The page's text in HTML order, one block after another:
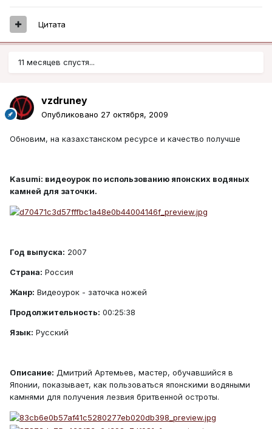
Цитата
11 месяцев спустя...
vzdruney
Опубликовано 27 октября, 2009
Обновим, на казахстанском ресурсе и качество получше
Kasumi: видеоурок по использованию японских водяных
камней для заточки.
Год выпуска: 2007
Страна: Россия
Жанр: Видеоурок - заточка ножей
Продолжительность: 00:25:38
Язык: Русский
Описание: Дмитрий Артемьев, мастер, обучавшийся в
Японии, показывает, как пользоваться японскими водяными
камнями для получения лезвия бритвенной остроты.